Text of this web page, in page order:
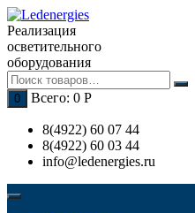
Перейти
к
содержимому
Реализация
осветительного
оборудования
0 Всего: 0 Р
8(4922) 60 07 44
8(4922) 60 03 44
info@ledenergies.ru